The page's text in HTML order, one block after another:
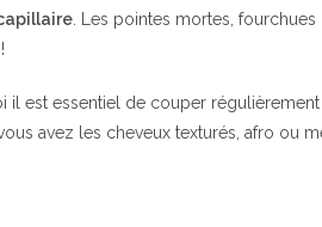
. Les pointes mortes,
il est essentiel de couper
avez les cheveux texturés, afro ou